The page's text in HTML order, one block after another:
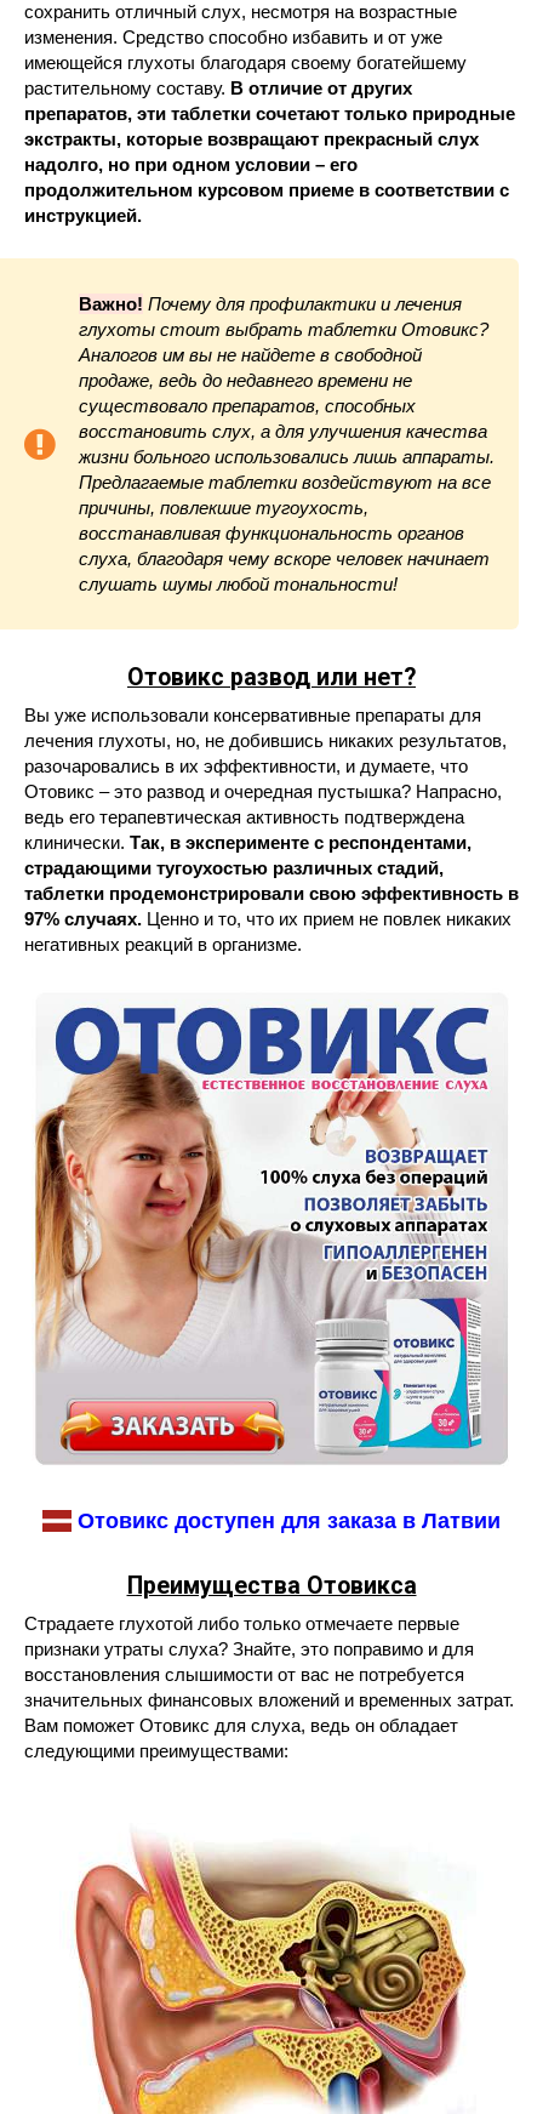
сохранить отличный слух, несмотря на возрастные
изменения. Средство способно избавить и от уже
имеющейся глухоты благодаря своему богатейшему
растительному составу. В отличие от других
препаратов, эти таблетки сочетают только природные
экстракты, которые возвращают прекрасный слух
надолго, но при одном условии – его
продолжительном курсовом приеме в соответствии с
инструкцией.
Важно! Почему для профилактики и лечения
глухоты стоит выбрать таблетки Отовикс?
Аналогов им вы не найдете в свободной
продаже, ведь до недавнего времени не
существовало препаратов, способных
восстановить слух, а для улучшения качества
жизни больного использовались лишь аппараты.
Предлагаемые таблетки воздействуют на все
причины, повлекшие тугоухость,
восстанавливая функциональность органов
слуха, благодаря чему вскоре человек начинает
слушать шумы любой тональности!
Отовикс развод или нет?
Вы уже использовали консервативные препараты для
лечения глухоты, но, не добившись никаких результатов,
разочаровались в их эффективности, и думаете, что
Отовикс – это развод и очередная пустышка? Напрасно,
ведь его терапевтическая активность подтверждена
клинически. Так, в эксперименте с респондентами,
страдающими тугоухостью различных стадий,
таблетки продемонстрировали свою эффективность в
97% случаях. Ценно и то, что их прием не повлек никаких
негативных реакций в организме.
Отовикс доступен для заказа в Латвии
Преимущества Отовикса
Страдаете глухотой либо только отмечаете первые
признаки утраты слуха? Знайте, это поправимо и для
восстановления слышимости от вас не потребуется
значительных финансовых вложений и временных затрат.
Вам поможет Отовикс для слуха, ведь он обладает
следующими преимуществами: